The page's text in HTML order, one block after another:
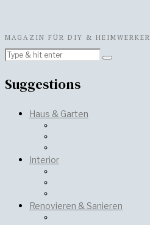
MAGAZIN FÜR DIY & HEIMWERKER
Suggestions
Haus & Garten
Interior
Renovieren & Sanieren